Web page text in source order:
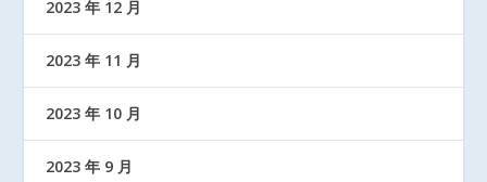
2023 年 12 月
2023 年 11 月
2023 年 10 月
2023 年 9 月